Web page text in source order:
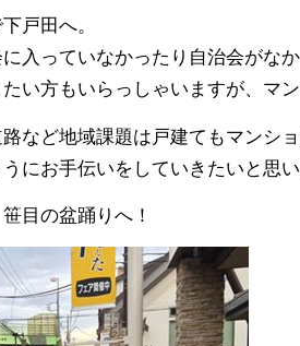
戸田へ。
入っていなかったり自治会がな
い方もいらっしゃいますが、マ
など地域課題は戸建て もマンシ
にお手伝いをしていきたいと思い
目の盆踊りへ！